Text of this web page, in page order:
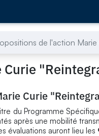
de l'action
Curie
du Programme
après une mobilité
évaluations auront lieu les